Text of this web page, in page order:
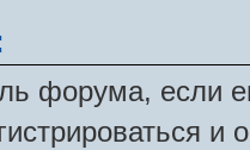
форума, если
и